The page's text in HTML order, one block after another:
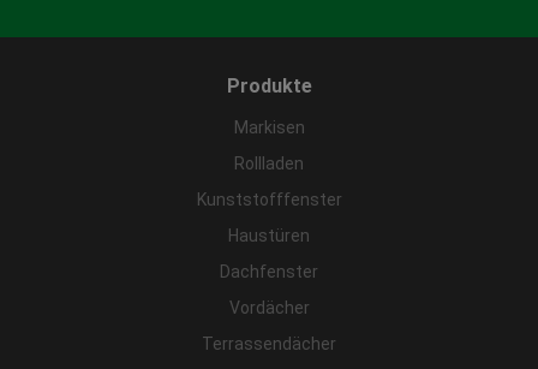
Produkte
Markisen
Rollladen
Kunststofffenster
Haustüren
Dachfenster
Vordächer
Terrassendächer